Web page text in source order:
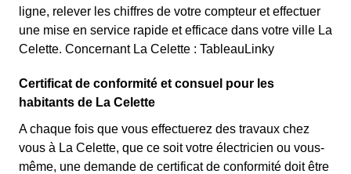
ligne, relever les chiffres de votre compteur et effectuer
une mise en service rapide et efficace dans votre ville La
Celette. Concernant La Celette : TableauLinky
Certificat de conformité et consuel pour les
habitants de La Celette
A chaque fois que vous effectuerez des travaux chez
vous à La Celette, que ce soit votre électricien ou vous-
même, une demande de certificat de conformité doit être